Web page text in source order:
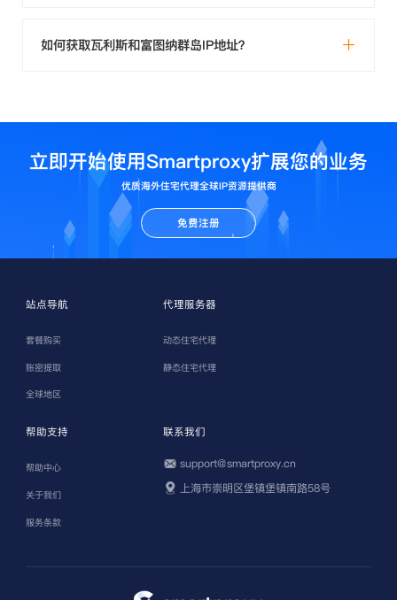
如何获取瓦利斯和富图纳群岛IP地址？
立即开始使用Smartproxy扩展您的业务
优质海外住宅代理全球IP资源提供商
免费注册
站点导航
套餐购买
账密提取
全球地区
代理服务器
动态住宅代理
静态住宅代理
帮助支持
帮助中心
关于我们
服务条款
联系我们
support@smartproxy.cn
上海市崇明区堡镇堡镇南路58号